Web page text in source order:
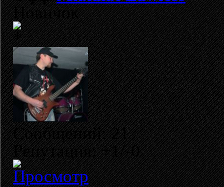
Новичок
Сообщений: 21
Репутация: +1/-0